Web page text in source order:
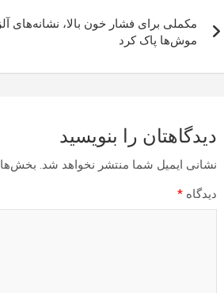
نوشته
مکملی برای فشار خون بالا، نشانه‌های
موش‌ها پاک کرد
دیدگاهتان را بنویسید
نشانی ایمیل شما منتشر نخواهد شد.
دیدگاه *